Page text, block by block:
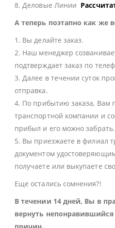
8. Деловые Линии
А теперь поэтапно как же
1. Вы делайте заказ.
2. Наш менеджер
подтверждает заказ по
3. Далее в течении суток
отправка.
4. По прибытию заказа, Вам
транспортной компании и
прибыл и его можно забрать.
5. Вы приезжаете в филиал
документом
получаете или выкупаете
Еще остались сомнения?!
В течении 14 дней, Вы в
вернуть непонравившийся